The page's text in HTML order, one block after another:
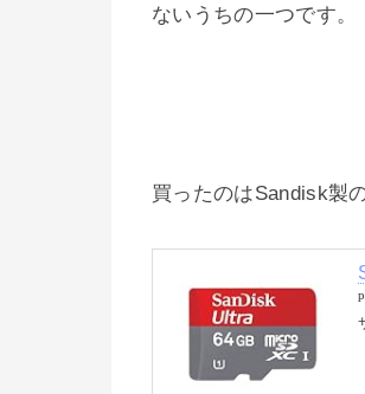
ないうちの一つです。
買ったのはSandisk製